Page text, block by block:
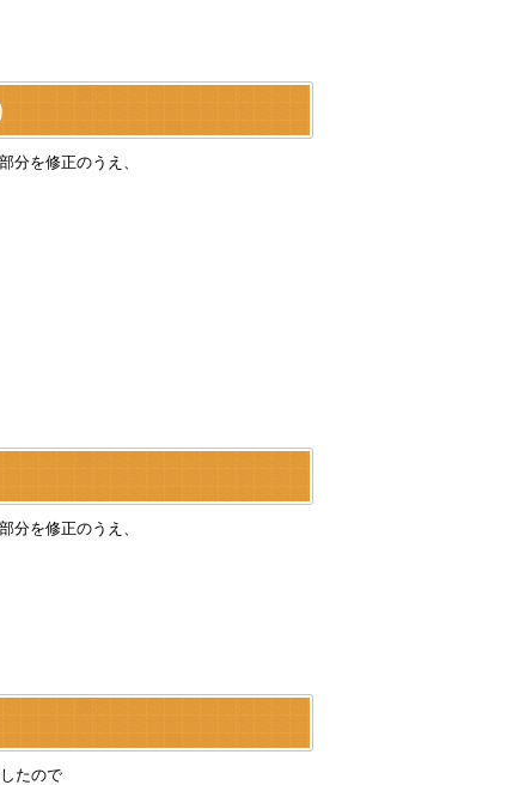
分を修正のうえ、
分を修正のうえ、
たので